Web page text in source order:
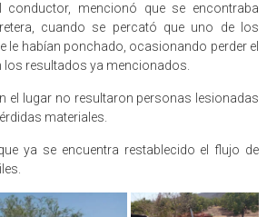
mencionó que se encontraba
cuando se percató que uno de los
le habían ponchado, ocasionando perder el
resultados ya mencionados.
el lugar no resultaron personas lesionadas
materiales.
ya se encuentra restablecido el flujo de